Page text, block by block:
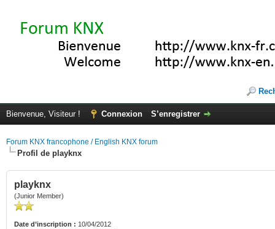
Bienvenue, Visiteur ! Connexion S’enregistrer
Forum KNX francophone / English KNX forum
Profil de playknx
playknx
(Junior Member)
Date d’inscription : 10/04/2012